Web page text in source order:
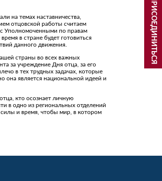
на темах наставничества,
отцовской работы считаем
Уполномоченными по правам
в стране будет готовиться
данного движения.
страны во всех важных
за учреждение Дня отца, за его
в тех трудных задачах, которые
она является национальной идеей и
кто осознает личную
в одно из региональных отделений
и время, чтобы мир, в котором
ПРИСОЕДИНИТЬСЯ